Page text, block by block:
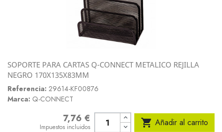
SOPORTE PARA CARTAS Q-CONNECT METALICO REJILLA
NEGRO 170X135X83MM
Referencia: 29614-KF00876
Marca: Q-CONNECT
7,76 €
Impuestos incluidos  Añadir al carrito